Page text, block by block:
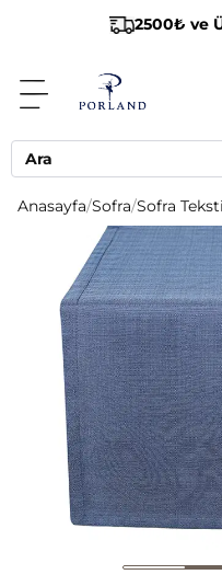
2500₺ ve
Anasayfa/Sofra/Sofra